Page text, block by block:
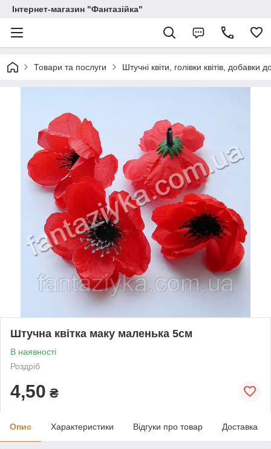
Інтернет-магазин "Фантазійка"
Товари та послуги Штучні квіти, голівки квітів, добавки
Штучна квітка маку маленька 5см
В наявності
Роздріб
4,50 ₴
Опис Характеристики Відгуки про товар Доставка